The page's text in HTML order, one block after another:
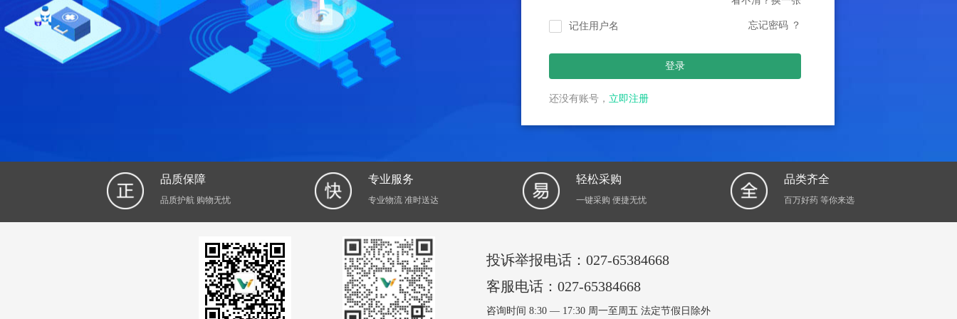
记住用户名 忘记密码 ？
登录
还没有账号， 立即注册
品质保障
品质护航 购物无忧
专业服务
专业物流 准时送达
轻松采购
一键采购 便捷无忧
品类齐全
百万好药 等你来选
投诉举报电话：027-65384668
客服电话：027-65384668
咨询时间 8:30 — 17:30 周一至周五 法定节假日除外